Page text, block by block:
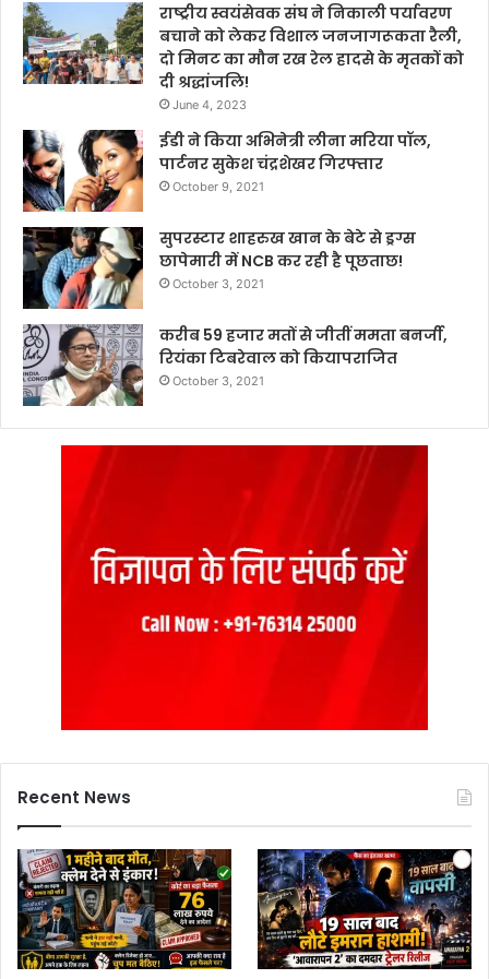
राष्ट्रीय स्वयंसेवक संघ ने निकाली पर्यावरण
बचाने को लेकर विशाल जनजागरूकता रैली,
दो मिनट का मौन रख रेल हादसे के मृतकों को
दी श्रद्धांजलि!
June 4, 2023
ईडी ने किया अभिनेत्री लीना मरिया पॉल,
पार्टनर सुकेश चंद्रशेखर गिरफ्तार
October 9, 2021
सुपरस्टार शाहरुख खान के बेटे से ड्रग्स
छापेमारी में NCB कर रही है पूछताछ!
October 3, 2021
करीब 59 हजार मतों से जीतीं ममता बनर्जी,
रियंका टिबरेवाल को कियापराजित
October 3, 2021
Recent News